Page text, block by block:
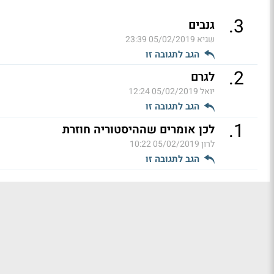
3
. גנבים
שגיא 05/02/2019 23:39
הגב לתגובה זו
2
. לגרם
יואל05/02/2019 12:24
הגב לתגובה זו
1
. לכן אומרים שההיסטוריה חוזרת
לרון05/02/2019 10:22
הגב לתגובה זו